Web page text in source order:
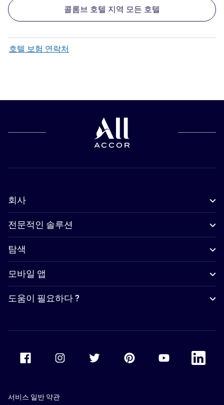
콜롬브 호텔 지역 모든 호텔
호텔 보험 연락처
회사
전문적인 솔루션
탐색
모바일 앱
도움이 필요하다 ?
Accor Facebook Accor TwitterAccor PinterestAccor Youtube
Accor
서비스 일반 약관